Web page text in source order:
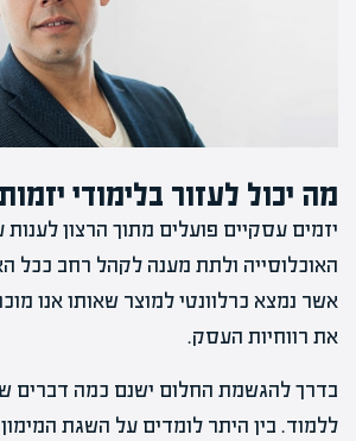
מה יכול לעזור בלימודי
יזמים עסקיים פועלים מתוך הרצון
האוכלוסייה ולתת מענה לקהל רחב ככל
אשר נמצא כרלוונטי למוצר שאותו אנו
את רווחיות העסק.
בדרך להגשמת החלום ישנם כמה דברים
ללמוד. בין היתר לומדים על השגת המימון